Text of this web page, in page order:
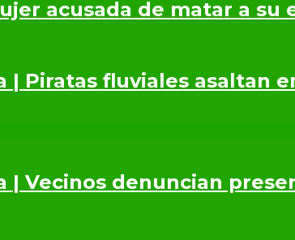
acusada de matar a
| Piratas fluviales asaltan
| Vecinos denuncian